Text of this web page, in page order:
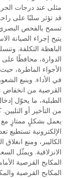
مثلى عند درجات
قد تؤثر سلبًا على
تسمح بالفحص
يتيح إجراء الصيانة
الباهظة التكلفة.
الدوارة، محافظًا
الأجواء الماطرة،
في الأداء. وينبع
القرصية من انخفاض
الطبلية، ما يحوّل
يعمل بشكلٍ ممتازٍ مع
الإلكترونية
الكاليبر، ومنع
الانزلاقية. ويمثّل
المكابح القرصية
المكابح القرصية